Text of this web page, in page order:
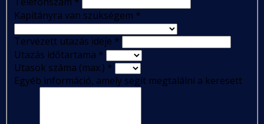
Kapitányra van szükségem *
Tervezett utazás ideje *
Utazás időtartama *
Utasok száma (max.) *
Egyéb információ, amely segít megtalálni a keresett